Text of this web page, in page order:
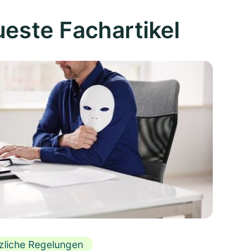
Fachartikel
Regelungen